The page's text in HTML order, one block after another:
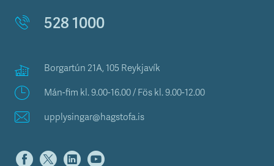
528 1000
Borgartún 21A, 105 Reykjavík
Mán-fim kl. 9.00-16.00 / Fös kl. 9.00-12.00
upplysingar@hagstofa.is